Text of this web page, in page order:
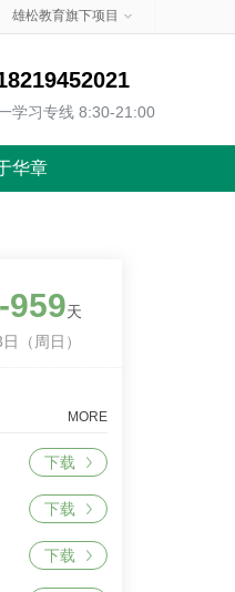
雄松教育旗下项目
学习专线 8:30-21:00
华章
959天
（周日）
MORE
下载
下载
下载